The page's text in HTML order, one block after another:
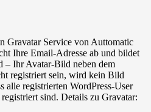
Gravatar Service von Auttomatic
Ihre Email-Adresse ab und bildet
– Ihr Avatar-Bild neben dem
registriert sein, wird kein Bild
alle registrierten WordPress-User
sind. Details zu Gravatar: